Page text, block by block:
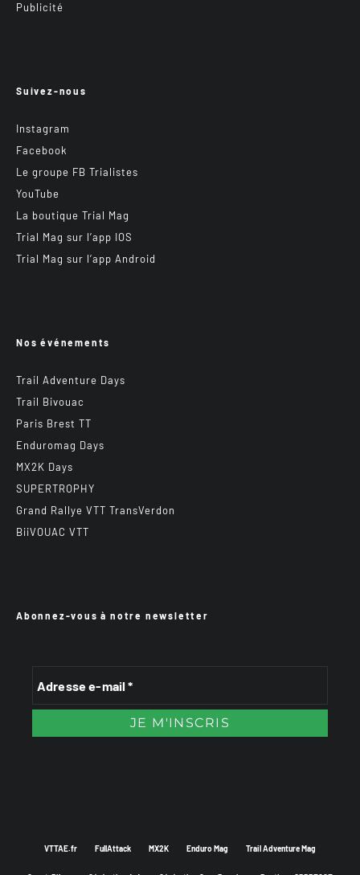
Publicité
Suivez-nous
Instagram
Facebook
Le groupe FB Trialistes
YouTube
La boutique Trial Mag
Trial Mag sur l’app IOS
Trial Mag sur l’app Android
Nos événements
Trail Adventure Days
Trail Bivouac
Paris Brest TT
Enduromag Days
MX2K Days
SUPERTROPHY
Grand Rallye VTT TransVerdon
BiiVOUAC VTT
Abonnez-vous à notre newsletter
VTTAE.fr FullAttack MX2K Enduro Mag Trail Adventure Mag